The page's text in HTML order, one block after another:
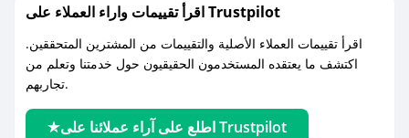
اقرأ تقييمات واراء العملاء على Trustpilot
اقرأ تقييمات العملاء الأصلية والتقييمات من المشترين المتحققين.
اكتشف ما يعتقده المستخدمون الحقيقيون حول خدمتنا وتعلم من
تجاربهم.
اطلع على آراء عملائنا على Trustpilot